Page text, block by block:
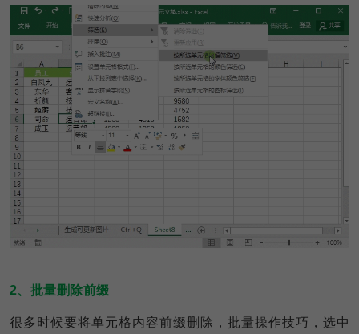
2、批量删除前缀
很多时候要将单元格内容前缀删除，批量操作技巧，选中